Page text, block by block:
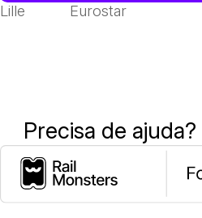
Lille Eurostar
Precisa de ajuda?